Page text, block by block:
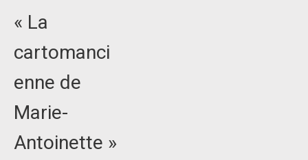
« La
cartomanci
enne de
Marie-
Antoinette »